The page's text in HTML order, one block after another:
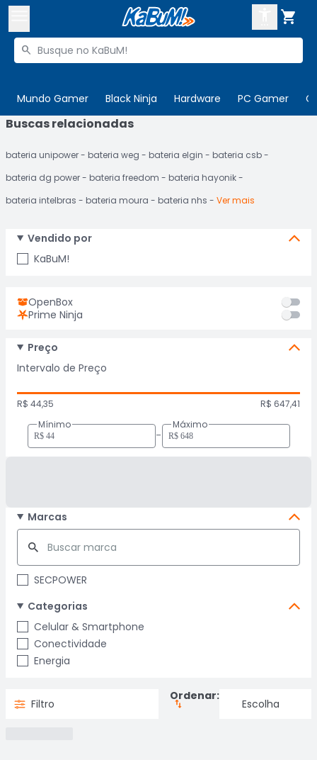

Buscar produtos

Mundo Gamer Black Ninja Hardware PC Gamer

 Departamentos
Cupons
 Ativar tradutor em libras
ENTRE
CADASTRE-SE
Buscas relacionadas
bateria unipower bateria weg bateria elgin
bateria csb
bateria dg power
bateria freedom
bateria hayonik
bateria intelbras
bateria moura bateria nhs Ver mais
Vendido por
KaBuM!
OpenBox
Prime Ninja
Preço
Intervalo de Preço
R$ 44,35
R$ 647,41
Mínimo
-
Máximo
Marcas
SECPOWER
Categorias
Celular & Smartphone
Conectividade
Energia
Filtro
Ordenar: